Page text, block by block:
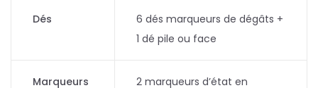
Dés
6 dés marqueurs de dégâts +
1 dé pile ou face
Marqueurs
2 marqueurs d’état en